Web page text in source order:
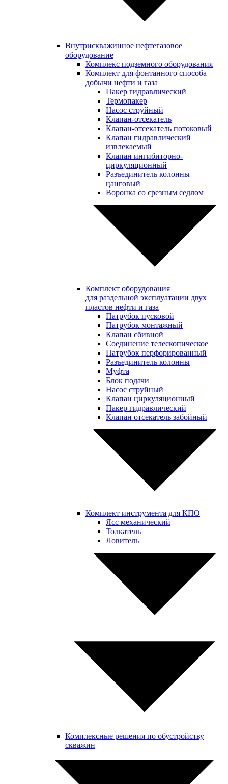
Внутрискважинное нефтегазовое
оборудование
Комплекс подземного оборудования
Комплект для фонтанного способа
добычи нефти и газа
Пакер гидравлический
Термопакер
Насос струйный
Клапан-отсекатель
Клапан-отсекатель потоковый
Клапан гидравлический
извлекаемый
Клапан ингибиторно-
циркуляционный
Разъединитель колонны
цанговый
Воронка со срезным седлом
Комплект оборудования
для раздельной эксплуатации двух
пластов нефти и газа
Патрубок пусковой
Патрубок монтажный
Клапан сбивной
Соединение телескопическое
Патрубок перфорированный
Разъединитель колонны
Муфта
Блок подачи
Насос струйный
Клапан циркуляционный
Пакер гидравлический
Клапан отсекатель забойный
Комплект инструмента для КПО
Ясс механический
Толкатель
Ловитель
Комплексные решения по обустройству
скважин